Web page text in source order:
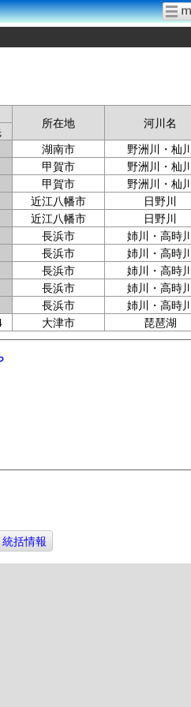
所在地 河川名
湖南市
野洲川・杣川
甲賀市
野洲川・杣川
甲賀市
野洲川・杣川
近江八幡市
日野川
近江八幡市
日野川
長浜市
姉川・高時川
長浜市
姉川・高時川
長浜市
姉川・高時川
長浜市
姉川・高時川
長浜市
姉川・高時川
大津市 琵琶湖
統括情報